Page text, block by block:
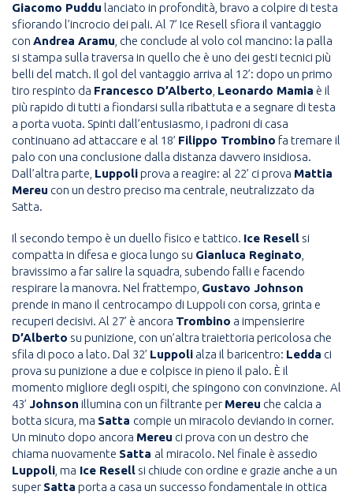
Giacomo Puddu lanciato in profondità, bravo a colpire di testa
sfiorando l’incrocio dei pali. Al 7’ Ice Resell sfiora il vantaggio
con Andrea Aramu , che conclude al volo col mancino: la palla
si stampa sulla traversa in quello che è uno dei gesti tecnici più
belli del match. Il gol del vantaggio arriva al 12’: dopo un primo
tiro respinto da Francesco D’Alberto Leonardo Mamia è il
più rapido di tutti a fiondarsi sulla ribattuta e a segnare di testa
a porta vuota. Spinti dall’entusiasmo, i padroni di casa
continuano ad attaccare e al 18’ Filippo Trombino fa tremare il
palo con una conclusione dalla distanza davvero insidiosa.
Dall’altra parte, Luppoliprova a reagire: al 22’ ci prova Mattia
Mereu con un destro preciso ma centrale, neutralizzato da
Satta.
Il secondo tempo è un duello fisico e tattico. Ice Resell si
compatta in difesa e gioca lungo su Gianluca Reginato
bravissimo a far salire la squadra, subendo falli e facendo
respirare la manovra. Nel frattempo, Gustavo Johnson
prende in mano il centrocampo di Luppoli con corsa, grinta e
recuperi decisivi. Al 27’ è ancora Trombino a impensierire
D’Alberto su punizione, con un’altra traiettoria pericolosa che
sfila di poco a lato. Dal 32’ Luppoli alza il baricentro: Ledda ci
prova su punizione a due e colpisce in pieno il palo. È il
momento migliore degli ospiti, che spingono con convinzione. Al
43’ Johnson illumina con un filtrante per Mereu che calcia a
botta sicura, ma Satta compie un miracolo deviando in corner.
Un minuto dopo ancora Mereu ci prova con un destro che
chiama nuovamente Satta al miracolo. Nel finale è assedio
Luppoli , ma Ice Resell si chiude con ordine e grazie anche a un
super Satta porta a casa un successo fondamentale in ottica